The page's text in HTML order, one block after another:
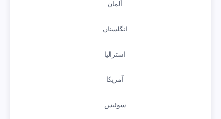
آلمان
انگلستان
استرالیا
آمریکا
سوئیس